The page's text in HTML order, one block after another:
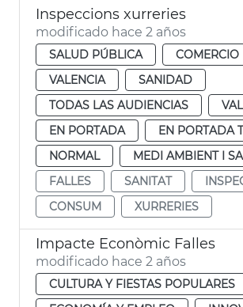
Inspeccions xurreries
modificado hace 2 años
SALUD PÚBLICA
COMERCIO
VALENCIA
SANIDAD
TODAS LAS AUDIENCIAS
EN PORTADA
EN PORTADA
NORMAL
MEDI AMBIENT I
FALLES
SANITAT
CONSUM
XURRERIES
Impacte Econòmic Falles
modificado hace 2 años
CULTURA Y FIESTAS POPULARES